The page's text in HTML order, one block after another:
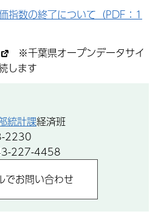
指数の終了について（PDF：1
※千葉県オープンデータサイ
します
統計課経済班
2230
227-4458